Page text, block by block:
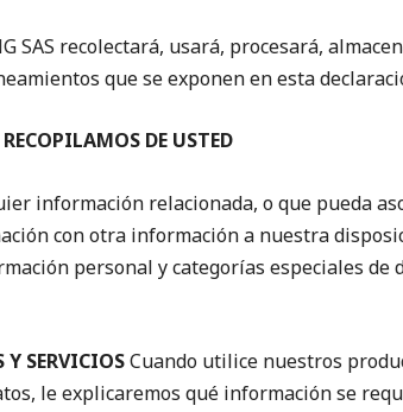
SAS recolectará, usará, procesará,
que se exponen en esta
DE USTED
información relacionada, o que pueda
con otra información a nuestra
personal y categorías especiales
Y SERVICIOSCuando utilice nuestros
le explicaremos qué información se